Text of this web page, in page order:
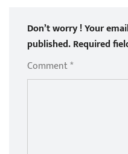
Don’t worry ! Your
published. Required
Comment *